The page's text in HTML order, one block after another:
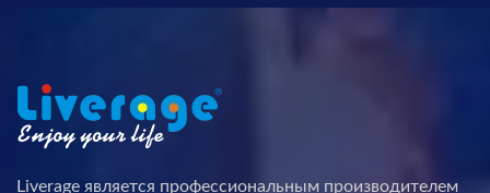
Liverage является профессиональным производителем